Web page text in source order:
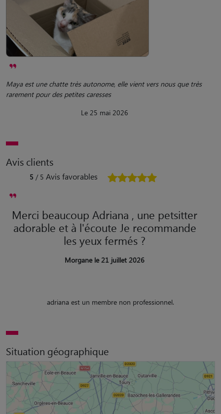
Maya est une chatte très autonome, elle vient vers nous que très
rarement pour des petites caresses
Le 25 mai 2026
Avis clients
5 / 5 Avis favorables
Merci beaucoup Adriana , une petsitter
adorable et à l'écoute Je recommande
les yeux fermés ?
Morgane le 21 juillet 2026
adriana est un membre non professionnel.
Situation géographique